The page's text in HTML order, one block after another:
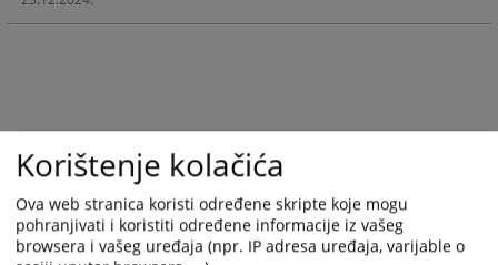
interact
with
select
a
date.
Press
the
question
with
select
a
date.
Press
the
question
Korištenje kolačića
Ova web stranica koristi određene skripte koje mogu
pohranjivati i koristiti određene informacije iz vašeg
browsera i vašeg uređaja (npr. IP adresa uređaja, varijable o